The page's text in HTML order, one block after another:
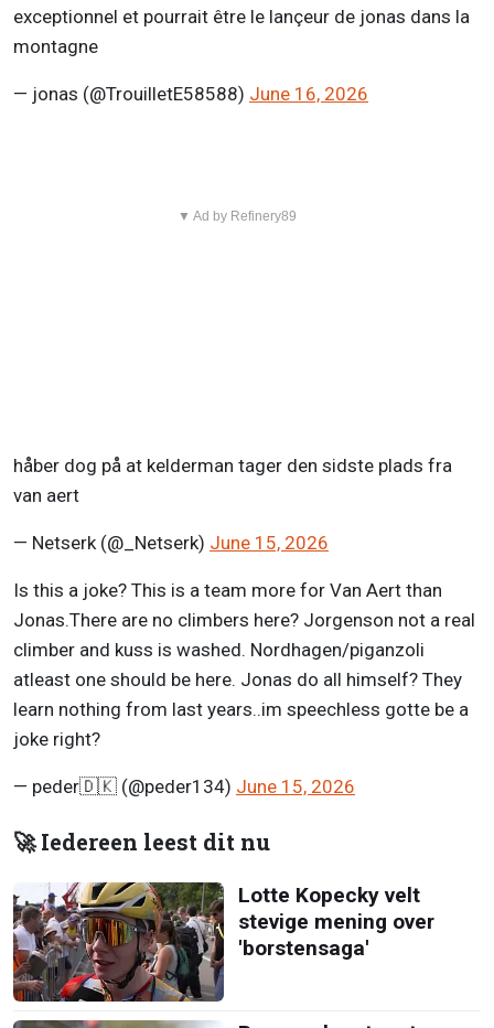
exceptionnel et pourrait être le lançeur de jonas dans la
montagne
— jonas (@TrouilletE58588) June 16, 2026
▼ Ad by Refinery89
håber dog på at kelderman tager den sidste plads fra
van aert
— Netserk (@_Netserk) June 15, 2026
Is this a joke? This is a team more for Van Aert than
Jonas.There are no climbers here? Jorgenson not a real
climber and kuss is washed. Nordhagen/piganzoli
atleast one should be here. Jonas do all himself? They
learn nothing from last years..im speechless gotte be a
joke right?
— peder🇩🇰 (@peder134) June 15, 2026
🚀 Iedereen leest dit nu
Lotte Kopecky velt
stevige mening over
'borstensaga'